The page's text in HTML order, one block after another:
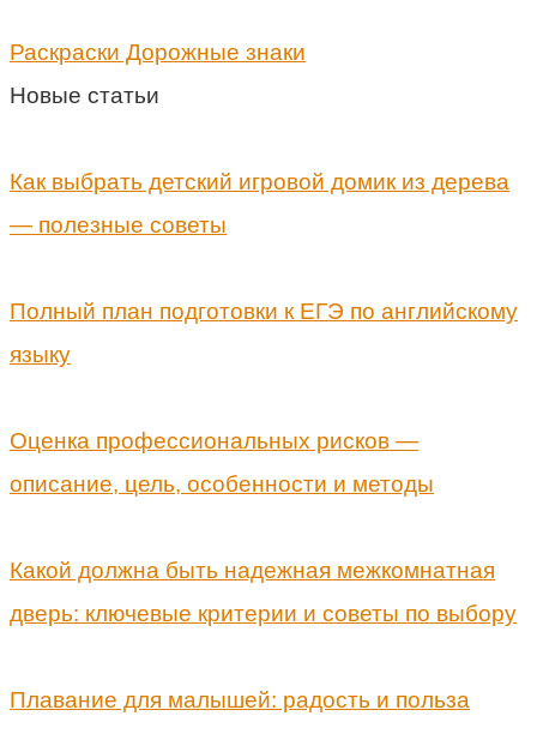
Раскраски Дорожные знаки
Новые статьи
Как выбрать детский игровой домик из дерева
— полезные советы
Полный план подготовки к ЕГЭ по английскому
языку
Оценка профессиональных рисков —
описание, цель, особенности и методы
Какой должна быть надежная межкомнатная
дверь: ключевые критерии и советы по выбору
Плавание для малышей: радость и польза